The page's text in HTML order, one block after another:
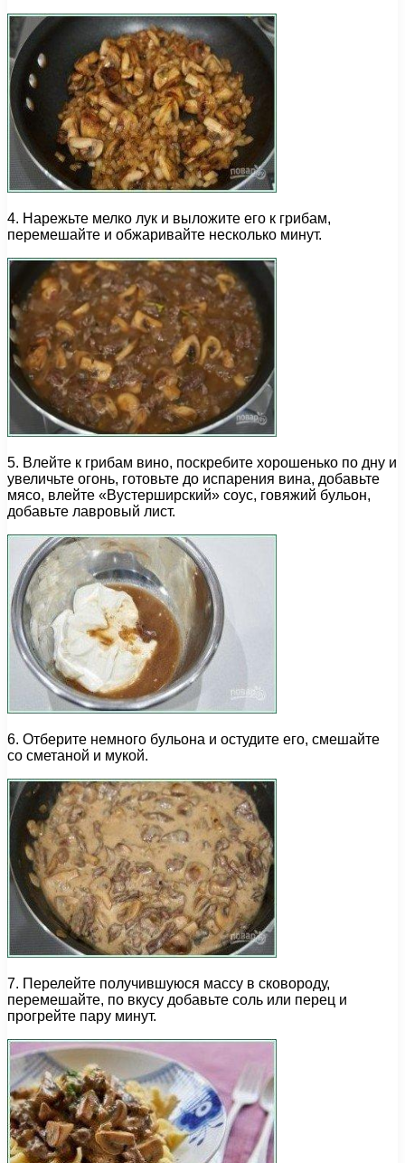
4. Нарежьте мелко лук и выложите его к грибам,
перемешайте и обжаривайте несколько минут.
5. Влейте к грибам вино, поскребите хорошенько по дну и
увеличьте огонь, готовьте до испарения вина, добавьте
мясо, влейте «Вустерширский» соус, говяжий бульон,
добавьте лавровый лист.
6. Отберите немного бульона и остудите его, смешайте
со сметаной и мукой.
7. Перелейте получившуюся массу в сковороду,
перемешайте, по вкусу добавьте соль или перец и
прогрейте пару минут.